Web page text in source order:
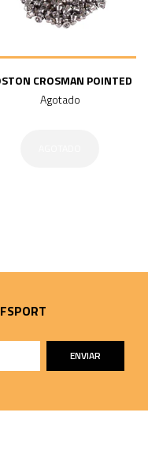
CROSMAN POINTED
Agotado
ENVIAR